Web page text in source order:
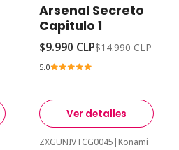
Agotado
Arsenal Secreto
Capitulo 1
$9.990 CLP$14.990 CLP
5.0
Ver detalles
ZXGUNIVTCG0045 | Konami